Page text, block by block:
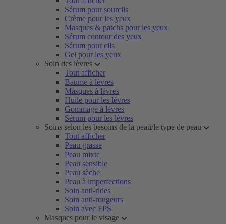
Sérum pour sourcils
Crème pour les yeux
Masques & patchs pour les yeux
Sérum contour des yeux
Sérum pour cils
Gel pour les yeux
Soin des lèvres
Tout afficher
Baume à lèvres
Masques à lèvres
Huile pour les lèvres
Gommage à lèvres
Sérum pour les lèvres
Soins selon les besoins de la peau/le type de peau
Tout afficher
Peau grasse
Peau mixte
Peau sensible
Peau sèche
Peau à imperfections
Soin anti-rides
Soin anti-rougeurs
Soin avec FPS
Masques pour le visage